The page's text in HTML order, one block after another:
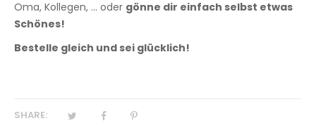
Oma, Kollegen, ... oder gönne dir einfach selbst etwas
Schönes!
Bestelle gleich und sei glücklich!
SHARE: